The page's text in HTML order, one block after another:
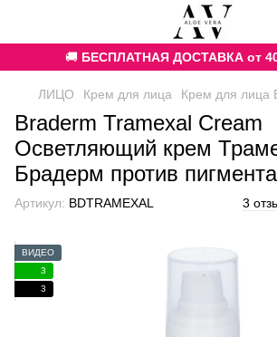
🚚 БЕСПЛАТНАЯ ДОСТАВКА от
ЛИЦО Крем для лица Крем для лица
Braderm Tramexal Cream
Осветляющий крем
Брадерм против
Артикул: BDTRAMEXAL 3
ВИДЕО
3
3